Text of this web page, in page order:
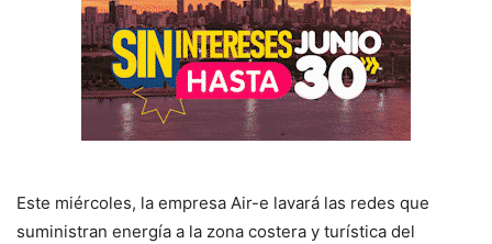
Este miércoles, la empresa Air-e lavará las redes que
suministran energía a la zona costera y turística del